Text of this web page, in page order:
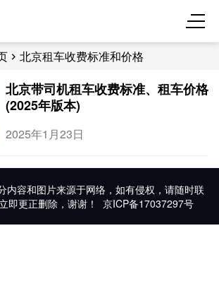
北京租车收费标准和价格
北京带司机租车收费标准、租车价格
(2025年版本)
2025年1月23日
内容和图片来源于网络，如有侵权，请随时联
即更正删除，谢谢！ 京ICP备17037297号